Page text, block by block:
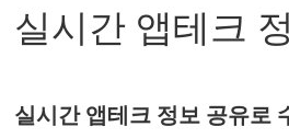
실시간 앱테크
실시간 앱테크 정보 공유로